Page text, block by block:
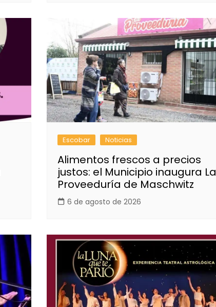
Escobar Noticias
Alimentos frescos a precios
justos: el Municipio inaugura La
Proveeduría de Maschwitz
6 de agosto de 2026